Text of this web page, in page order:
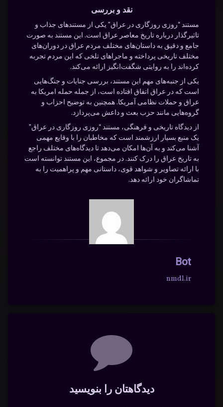
نقد و بررسی
مستند “روزی روزگاری در عراق” یکی از مستندهای جذاب و
تاثیرگذار درباره تاریخ معاصر عراق است. این مستند به صورت
جامع و دقیق به داستان‌های مختلف مردم عراق در دوران‌های
مختلف تاریخی پرداخته و ماجراهای تلخی که این مردم تجربه
کرده‌اند را به روایتی شگفت‌انگیز ارائه می‌کند.
یکی از جنبه‌های مهم این مستند، بررسی جنایات و جنگ‌هایی
است که در عراق اتفاق افتاده است، از جمله حمله امریکا به
عراق و حملات نظامی آمریکا. همچنین به توضیح احزاب و
گروه‌هایی مانند حزب بعث و داعش می‌پردازد.
از دیدگاه تاریخی و فرهنگی، مستند “روزی روزگاری در عراق”
یک منبع بسیار ارزشمند است که مخاطبان را با وقایع مهمی
آشنا می‌کند و به آن‌ها امکان می‌دهد تا دیدگاه‌های مختلف راجع
به تاریخ عراق را درک کنند. در مجموع، این مستند توانسته است
با ارائه تصاویر و شواهد قوی، داستانی مهم و پراهمیت را به
تماشاگران خود ارائه دهد.
Bot
nmdl.ir
دیدگاهتان را بنویسید